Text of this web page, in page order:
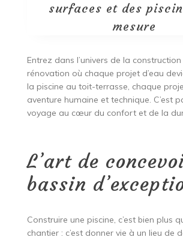
surfaces et des
mesure
Entrez dans l’univers de la
rénovation où chaque projet d’eau
la piscine au toit-terrasse, chaque
aventure humaine et technique. C’est
voyage au cœur du confort et de la
L’art de
bassin
Construire une piscine, c’est bien plus
chantier : c’est donner vie à un lieu de